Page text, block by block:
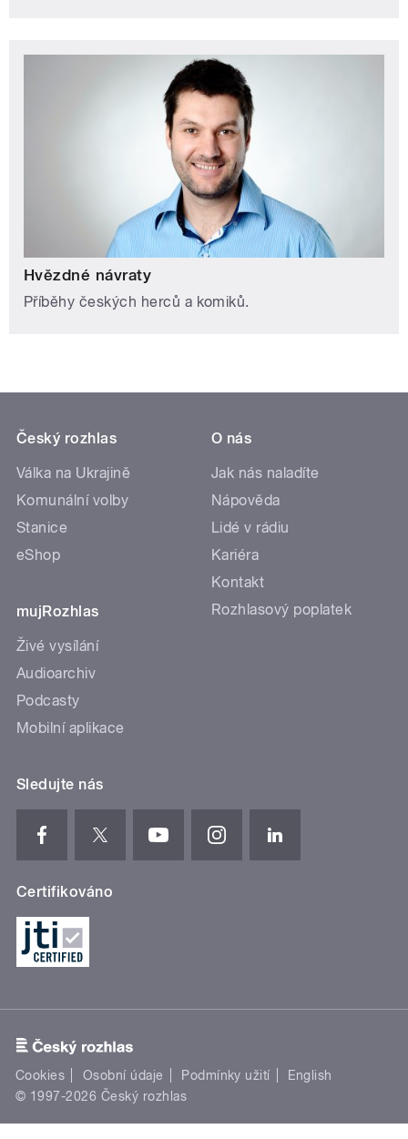
Hvězdné návraty
Příběhy českých herců a komiků.
Český rozhlas
Válka na Ukrajině
Komunální volby
Stanice
eShop
mujRozhlas
Živé vysílání
Audioarchiv
Podcasty
Mobilní aplikace
O nás
Jak nás naladíte
Nápověda
Lidé v rádiu
Kariéra
Kontakt
Rozhlasový poplatek
Sledujte nás
Certifikováno
Cookies Osobní údaje Podmínky užití
English
© 1997-2026 Český rozhlas